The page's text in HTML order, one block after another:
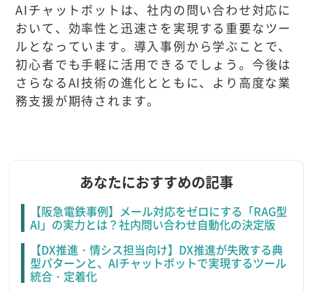
AIチャットボットは、社内の問い合わせ対応に
おいて、効率性と迅速さを実現する重要なツー
ルとなっています。導入事例から学ぶことで、
初心者でも手軽に活用できるでしょう。今後は
さらなるAI技術の進化とともに、より高度な業
務支援が期待されます。
あなたにおすすめの記事
【阪急電鉄事例】メール対応をゼロにする「RAG型
AI」の実力とは？社内問い合わせ自動化の決定版
【DX推進・情シス担当向け】DX推進が失敗する典
型パターンと、AIチャットボットで実現するツール
統合・定着化